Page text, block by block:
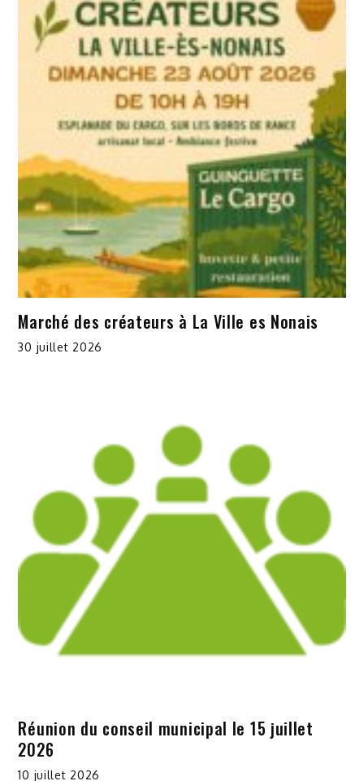
Marché des créateurs à La Ville es Nonais
30 juillet 2026
Réunion du conseil municipal le 15 juillet
2026
10 juillet 2026